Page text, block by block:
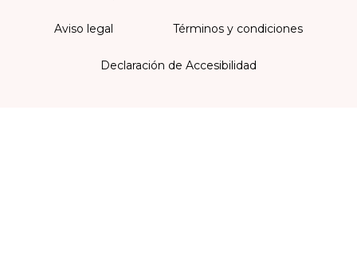
Aviso legal Términos y condiciones
Declaración de Accesibilidad